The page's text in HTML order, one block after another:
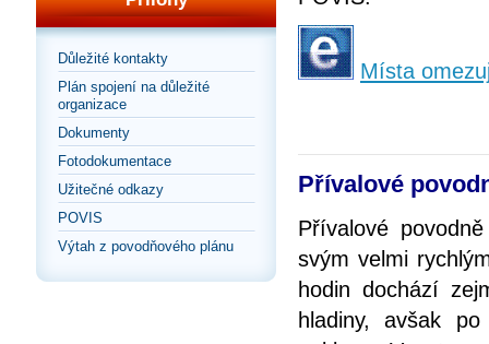
Důležité kontakty
Plán spojení na důležité
organizace
Dokumenty
Fotodokumentace
Užitečné odkazy
POVIS
Výtah z povodňového plánu
Místa
Přívalové
Přívalové
svým velmi
hodin dochází
hladiny, avšak